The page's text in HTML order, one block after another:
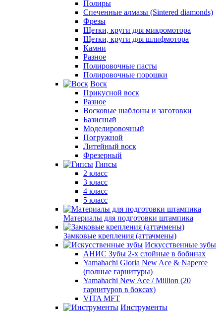
Полиры
Спеченные алмазы (Sintered diamonds)
Фрезы
Щетки, круги для микромотора
Щетки, круги для шлифмотора
Камни
Разное
Полировочные пасты
Полировочные порошки
Воск
Прикусной воск
Разное
Восковые шаблоны и заготовки
Базисный
Моделировочный
Погружной
Литейный воск
Фрезерный
Гипсы
2 класс
3 класс
4 класс
5 класс
Материалы для подготовки штампика
Замковые крепления (аттачмены)
Искусственные зубы
АНИС Зубы 2-х слойные в бобинах
Yamahachi Gloria New Ace & Naperce
(полные гарнитуры)
Yamahachi New Ace / Million (20
гарнитуров в боксах)
VITA MFT
Инструменты